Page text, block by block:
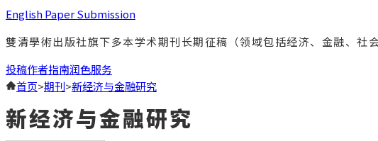
English Paper Submission
雙清學術出版社旗下多本学术期刊长期征稿（领域包括经济、金融、
投稿作者指南润色服务
首页>期刊>新经济与金融研究
新经济与金融研究